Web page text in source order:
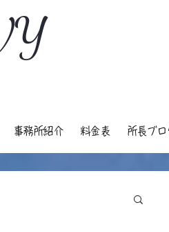
事務所紹介 料金表 所長ブロ